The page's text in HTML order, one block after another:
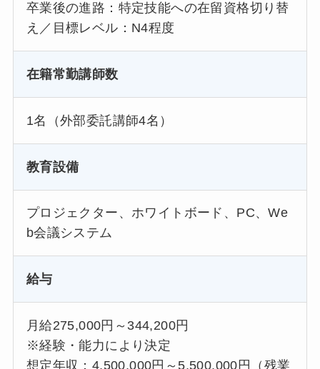
卒業後の進路：特定技能への在留資格切り替
え／目標レベル：N4程度
在籍常勤講師数
1名（外部委託講師4名）
教育設備
プロジェクター、ホワイトボード、PC、We
b会議システム
給与
月給275,000円～344,200円
※経験・能力により決定
想定年収：4,500,000円～5,500,000円（残業